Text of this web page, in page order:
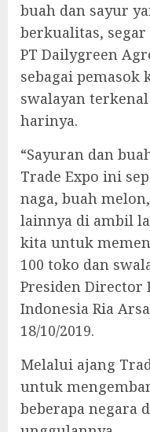
buah dan sayur
berkualitas,
PT Dailygreen
sebagai pemasok
swalayan
harinya.
“Sayuran dan
Trade Expo ini
naga, buah
lainnya di ambil
kita untuk
100 toko dan
Presiden Director
Indonesia Ria
18/10/2019.
Melalui ajang
untuk
beberapa negara